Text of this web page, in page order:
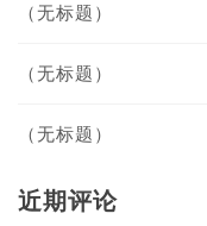
（无标题）
（无标题）
（无标题）
近期评论